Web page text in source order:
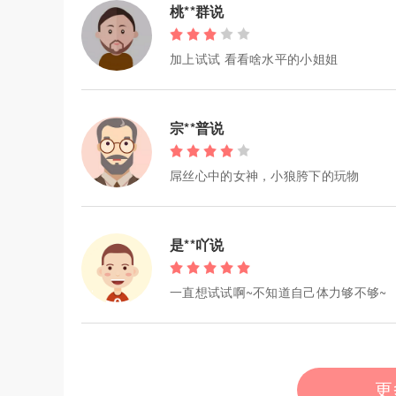
桃**群说
加上试试 看看啥水平的小姐姐
宗**普说
屌丝心中的女神，小狼胯下的玩物
是**吖说
一直想试试啊~不知道自己体力够不够~